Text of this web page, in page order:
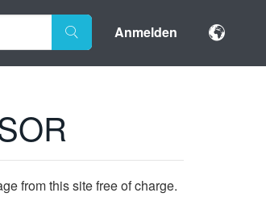
Anmelden
from this site free of charge.